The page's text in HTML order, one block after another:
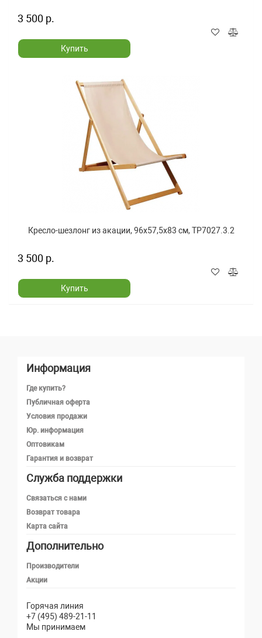
3 500 р.
Купить
Кресло-шезлонг из акации, 96x57,5x83 см, TP7027.3.2
3 500 р.
Купить
Информация
Где купить?
Публичная оферта
Условия продажи
Юр. информация
Оптовикам
Гарантия и возврат
Служба поддержки
Связаться с нами
Возврат товара
Карта сайта
Дополнительно
Производители
Акции
Горячая линия
+7 (495) 489-21-11
Мы принимаем